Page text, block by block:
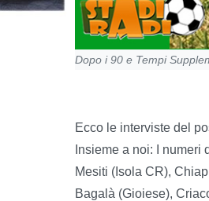
Dopo i 90 e Tempi
Ecco le interviste del
Insieme a noi: I
Mesiti (Isola CR),
Bagalà (Gioiese),